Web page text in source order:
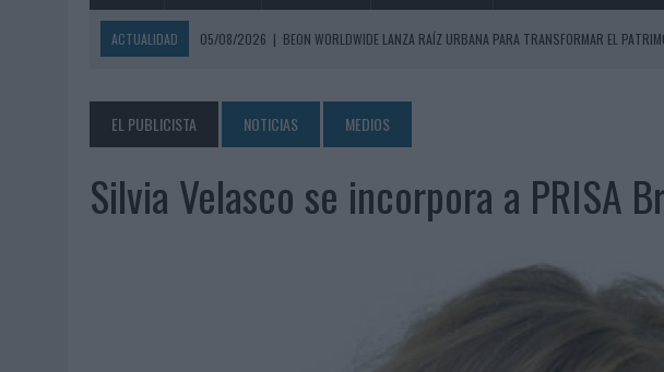
ACTUALIDAD 05/08/2026 | BEON WORLDWIDE LANZA RAÍZ URBANA PARA TRANSFORMAR EL
05/08/2026 | LOPESAN HOTELS & RESORTS ACERCA EL PARAÍSO CANARIO EN SU ÚLTIMA CAMPAÑA
05/08/2026
| LUIS ARQUILLOS (BURGO DE ARIAS): “LA CONSTRUCCIÓN DE MARCA A LARGO PLAZO Y
MONEDA”
‘LA ÚNICA CERVEZA DEL MUNDO QUE SE DISFRUTA DOS VECES’, DE INUSUALY PARA
EL PUBLICISTA NOTICIAS MEDIOS
Silvia Velasco se incorpora a PRISA